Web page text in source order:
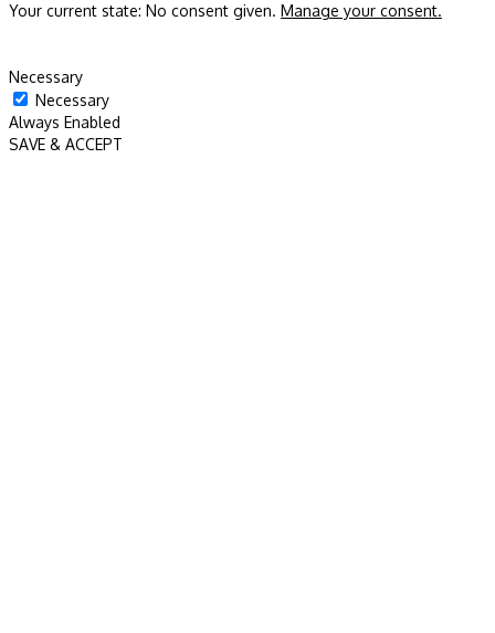
Your current state: No consent given. Manage your consent.
Necessary
Necessary
Always Enabled
SAVE & ACCEPT